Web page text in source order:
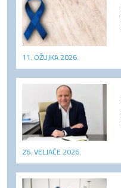
11. OŽUJKA 2026.
26. VELJAČE 2026.